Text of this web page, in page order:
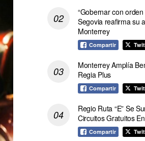
“Gobernar con
Segovia reafirma su
Monterrey
Compartir
Monterrey Amplía
Regia Plus
Compartir
Regio Ruta “E” Se
Circuitos Gratuitos
Compartir